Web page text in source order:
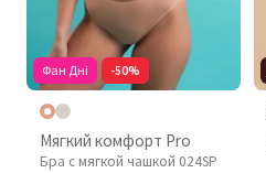
Фан Дні -50%
Мягкий комфорт Pro
Бра с мягкой чашкой 024SP